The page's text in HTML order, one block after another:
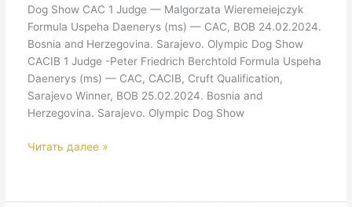
Dog Show CAC 1 Judge — Malgorzata Wieremeiejczyk
Formula Uspeha Daenerys (ms) — CAC, BOB 24.02.2024.
Bosnia and Herzegovina. Sarajevo. Olympic Dog Show
CACIB 1 Judge -Peter Friedrich Berchtold Formula Uspeha
Daenerys (ms) — CAC, CACIB, Cruft Qualification,
Sarajevo Winner, BOB 25.02.2024. Bosnia and
Herzegovina. Sarajevo. Olympic Dog Show
Sarajevo.
Читать далее »